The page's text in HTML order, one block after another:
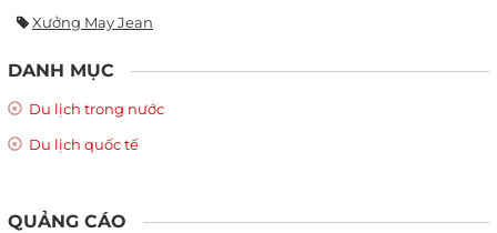
Xưởng May Jean
DANH MỤC
Du lịch trong nước
Du lịch quốc tế
QUẢNG CÁO